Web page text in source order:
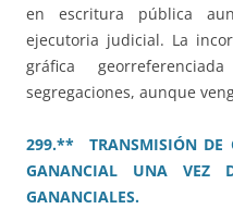
en escritura pública
ejecutoria judicial. La
gráfica
segregaciones, aunque
299.** TRANSMISIÓN DE
GANANCIAL UNA VEZ
GANANCIALES.